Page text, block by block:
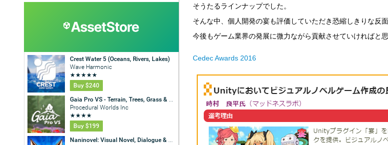
そうたるラインナップでした。
そんな中、個人開発の宴も評価していただき恐縮しきりな反
今後もゲーム業界の発展に微力ながら貢献させていければと思
Cedec Awards 2016